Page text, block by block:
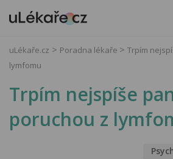
uLékaře.cz Poradna lékaře
Trpím
lymfomu
Trpím nejspíše
poruchou z